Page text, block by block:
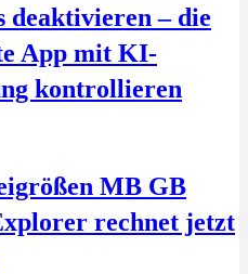
deaktivieren – die
App mit KI-
kontrollieren
MB GB
rechnet jetzt